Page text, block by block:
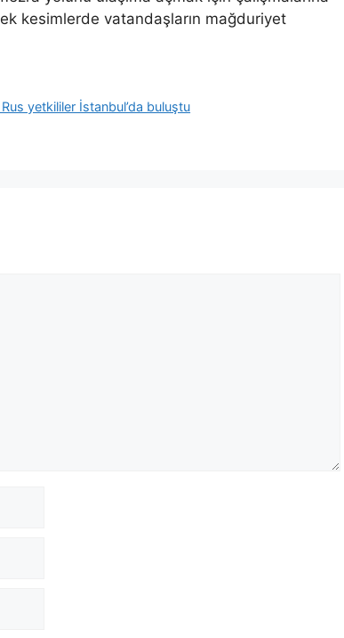
kesimlerde vatandaşların mağduriyet
yetkililer İstanbul’da buluştu